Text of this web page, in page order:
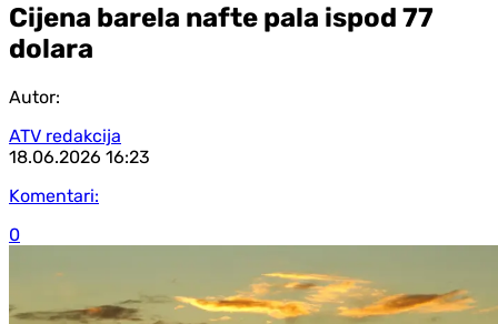
Cijena barela nafte pala ispod 77
dolara
Autor:
ATV redakcija
18.06.2026 16:23
Komentari:
0